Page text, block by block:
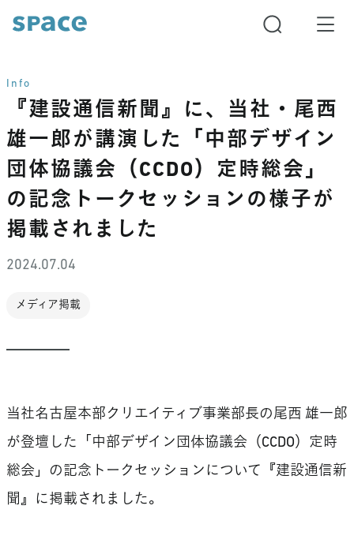
Info
『建設通信新聞』に、当社・尾西
雄一郎が講演した「中部デザイン
団体協議会（CCDO）定時総会」
の記念トークセッションの様子が
掲載されました
2024.07.04
メディア掲載
当社名古屋本部クリエイティブ事業部長の尾西 雄一郎
が登壇した「中部デザイン団体協議会（CCDO）定時
総会」の記念トークセッションについて『建設通信新
聞』に掲載されました。